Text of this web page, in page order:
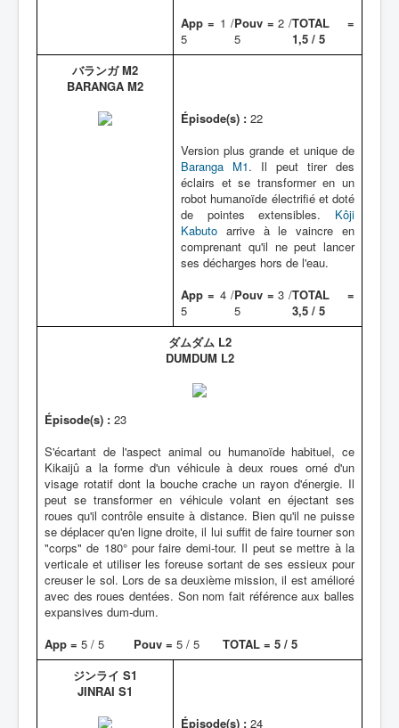
App = 1 /
5
Pouv = 2 /
5
TOTAL =
1,5 / 5
バランガ M2
BARANGA M2
Épisode(s) : 22
Version plus grande et unique de
Baranga M1. Il peut tirer des
éclairs et se transformer en un
robot humanoïde électrifié et doté
de pointes extensibles. Kôji
Kabuto arrive à le vaincre en
comprenant qu'il ne peut lancer
ses décharges hors de l'eau.
App = 4 /
5
Pouv = 3 /
5
TOTAL =
3,5 / 5
ダムダム L2
DUMDUM L2
Épisode(s) : 23
S'écartant de l'aspect animal ou humanoïde habituel, ce
Kikaijû a la forme d'un véhicule à deux roues orné d'un
visage rotatif dont la bouche crache un rayon d'énergie. Il
peut se transformer en véhicule volant en éjectant ses
roues qu'il contrôle ensuite à distance. Bien qu'il ne puisse
se déplacer qu'en ligne droite, il lui suffit de faire tourner son
"corps" de 180° pour faire demi-tour. Il peut se mettre à la
verticale et utiliser les foreuse sortant de ses essieux pour
creuser le sol. Lors de sa deuxième mission, il est amélioré
avec des roues dentées. Son nom fait référence aux balles
expansives dum-dum.
App = 5 / 5 Pouv = 5 / 5
TOTAL = 5 / 5
ジンライ S1
JINRAI S1
Épisode(s) : 24